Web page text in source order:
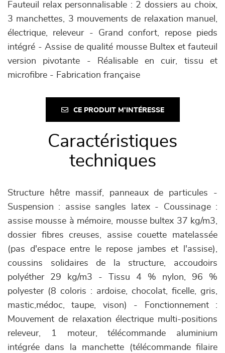
Fauteuil relax personnalisable : 2 dossiers au choix,
3 manchettes, 3 mouvements de relaxation manuel,
électrique, releveur - Grand confort, repose pieds
intégré - Assise de qualité mousse Bultex et fauteuil
version pivotante - Réalisable en cuir, tissu et
microfibre - Fabrication française
CE PRODUIT M'INTÉRESSE
Caractéristiques
techniques
Structure hêtre massif, panneaux de particules -
Suspension : assise sangles latex - Coussinage :
assise mousse à mémoire, mousse bultex 37 kg/m3,
dossier fibres creuses, assise couette matelassée
(pas d'espace entre le repose jambes et l'assise),
coussins solidaires de la structure, accoudoirs
polyéther 29 kg/m3 - Tissu 4 % nylon, 96 %
polyester (8 coloris : ardoise, chocolat, ficelle, gris,
mastic,médoc, taupe, vison) - Fonctionnement :
Mouvement de relaxation électrique multi-positions
releveur, 1 moteur, télécommande aluminium
intégrée dans la manchette (télécommande filaire